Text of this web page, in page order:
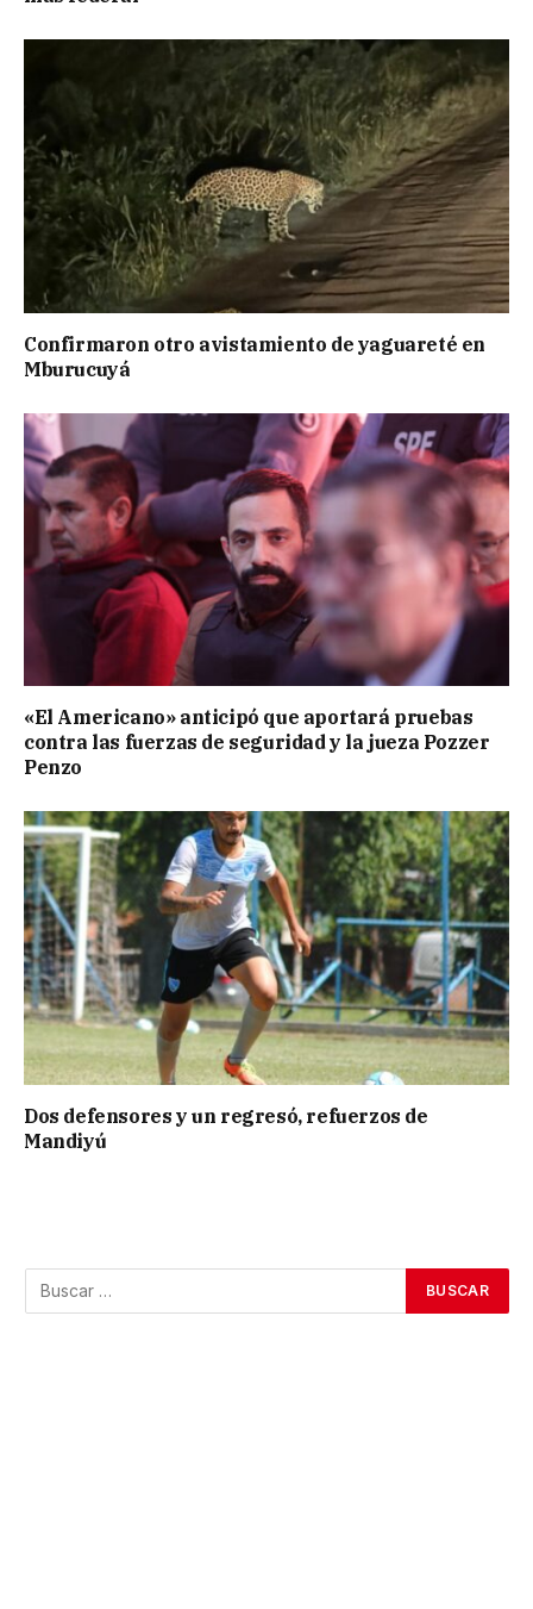
Confirmaron otro avistamiento de yaguareté en
Mburucuyá
«El Americano» anticipó que aportará pruebas
contra las fuerzas de seguridad y la jueza Pozzer
Penzo
Dos defensores y un regresó, refuerzos de
Mandiyú